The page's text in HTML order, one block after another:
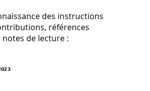
des instructions
références
de lecture :